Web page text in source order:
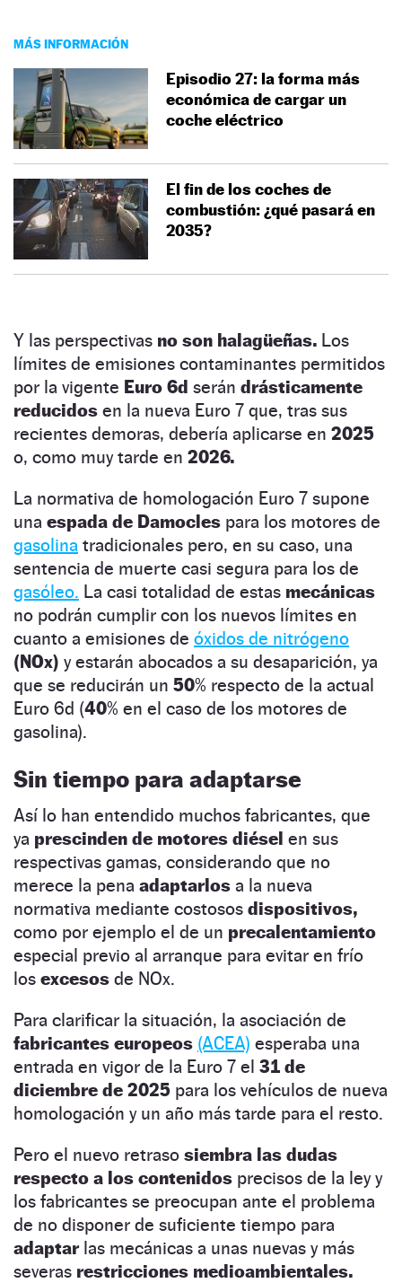
MÁS INFORMACIÓN
Episodio 27: la forma más
económica de cargar un
coche eléctrico
El fin de los coches de
combustión: ¿qué pasará en
2035?
Y las perspectivas no son halagüeñas. Los
límites de emisiones contaminantes permitidos
por la vigente Euro 6d serán drásticamente
reducidos en la nueva Euro 7 que, tras sus
recientes demoras, debería aplicarse en 2025
o, como muy tarde en 2026.
La normativa de homologación Euro 7 supone
una espada de Damocles para los motores de
gasolina tradicionales pero, en su caso, una
sentencia de muerte casi segura para los de
gasóleo. La casi totalidad de estas mecánicas
no podrán cumplir con los nuevos límites en
cuanto a emisiones de óxidos de nitrógeno
(NOx) y estarán abocados a su desaparición, ya
que se reducirán un 50% respecto de la actual
Euro 6d (40% en el caso de los motores de
gasolina).
Sin tiempo para adaptarse
Así lo han entendido muchos fabricantes, que
ya prescinden de motores diésel en sus
respectivas gamas, considerando que no
merece la pena adaptarlos a la nueva
normativa mediante costosos dispositivos,
como por ejemplo el de un precalentamiento
especial previo al arranque para evitar en frío
los excesos de NOx.
Para clarificar la situación, la asociación de
fabricantes europeos (ACEA) esperaba una
entrada en vigor de la Euro 7 el 31 de
diciembre de 2025 para los vehículos de nueva
homologación y un año más tarde para el resto.
Pero el nuevo retraso siembra las dudas
respecto a los contenidos precisos de la ley y
los fabricantes se preocupan ante el problema
de no disponer de suficiente tiempo para
adaptarlas mecánicas a unas nuevas y más
severas restricciones medioambientales.